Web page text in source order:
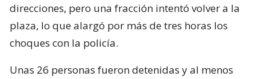
direcciones, pero una fracción intentó volver a la
plaza, lo que alargó por más de tres horas los
choques con la policía.
Unas 26 personas fueron detenidas y al menos